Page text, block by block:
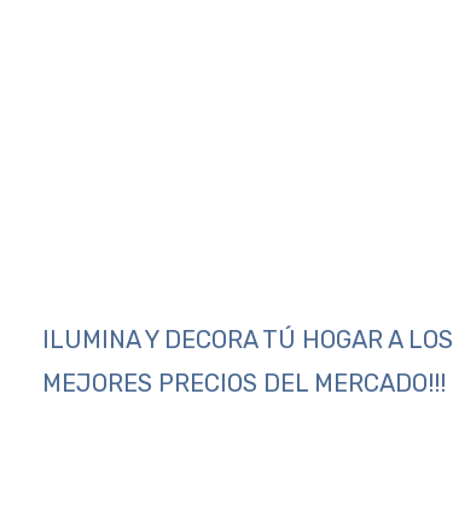
ILUMINA Y DECORA TÚ HOGAR A LOS
MEJORES PRECIOS DEL MERCADO!!!